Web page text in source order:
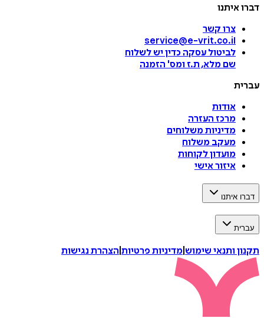
דברו איתנו
צרו קשר
service@e-vrit.co.il
לביטול עסקה כדין יש לשלוח
שם מלא, ת.ז ומס' הזמנה
עברית
אודות
מרכז העזרה
מדיניות משלוחים
מעקב משלוח
מועדון לקוחות
איזור אישי
דברו איתנו
עברית
תקנון ותנאי שימוש מדיניות פרטיות הצהרת נגישות